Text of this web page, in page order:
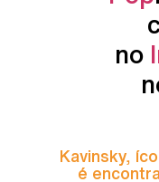
no
Kavinsky,
é